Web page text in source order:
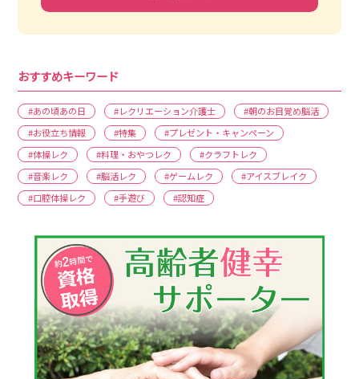
おすすめキーワード
#あの頃あの日 #レクリエーション介護士
#朝のお目覚め脳活
#お役立ち情報
#特集
#プレゼント・キャンペーン
#体操レク
#料理・おやつレク
#クラフトレク
#音楽レク
#脳活レク #ゲームレク
#アイスブレイク
#口腔体操レク
#手遊び #認知症